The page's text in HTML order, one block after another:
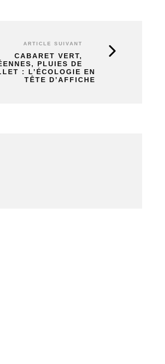
ARTICLE SUIVANT
CABARET VERT,
PLUIES DE
: L’ÉCOLOGIE EN
TÊTE D’AFFICHE